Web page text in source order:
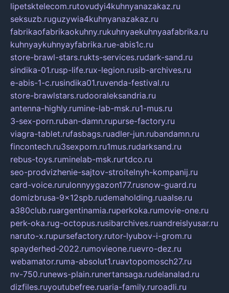
lipetsktelecom.rutovudyi4kuhnyanazakaz.ru
seksuzb.ruguzywia4kuhnyanazakaz.ru
fabrikaofabrikaokuhny.rukuhnyaekuhnyaafabrika.ru
kuhnyaykuhnyayfabrika.rue-abis1c.ru
store-brawl-stars.rukts-services.rudark-sand.ru
sindika-01.rusp-life.rux-legion.rusib-archives.ru
e-abis-1-c.rusindika01.ruvenda-festival.ru
store-brawlstars.rudooraleksandria.ru
antenna-highly.rumine-lab-msk.ru1-mus.ru
3-sex-porn.ruban-damn.rupurse-factory.ru
viagra-tablet.rufasbags.ruadler-jun.rubandamn.ru
fincontech.ru3sexporn.ru1mus.rudarksand.ru
rebus-toys.ruminelab-msk.rurtdco.ru
seo-prodvizhenie-sajtov-stroitelnyh-kompanij.ru
card-voice.rurulonnyygazon177.rusnow-guard.ru
domizbrusa-9x12spb.rudemaholding.ruaalse.ru
a380club.ruargentinamia.ruperkoka.rumovie-one.ru
perk-oka.rug-octopus.rusibarchives.ruandreislyusar.ru
naruto-x.rupursefactory.rutor-lyubov-i-grom.ru
spayderhed-2022.rumovieone.ruevro-dez.ru
webamator.ruma-absolut1.ruavtopomosch27.ru
nv-750.runews-plain.runertansaga.rudelanalad.ru
dizfiles.ruyoutubefree.ruaria-family.ruroadli.ru